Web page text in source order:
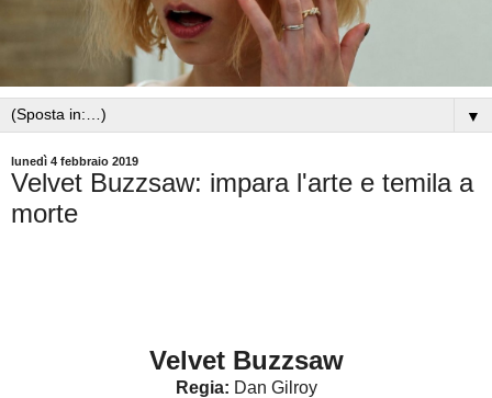
▼
lunedì 4 febbraio 2019
Velvet Buzzsaw: impara l'arte e temila a
morte
Velvet Buzzsaw
Regia: Dan Gilroy